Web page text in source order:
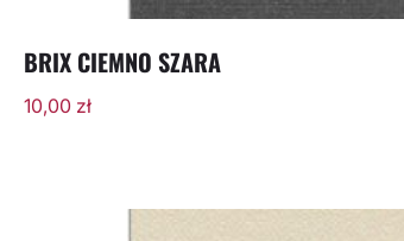
BRIX CIEMNO SZARA
10,00 zł